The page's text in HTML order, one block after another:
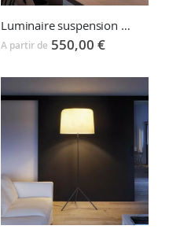
Luminaire suspension GRACE
A partir de 550,00 €